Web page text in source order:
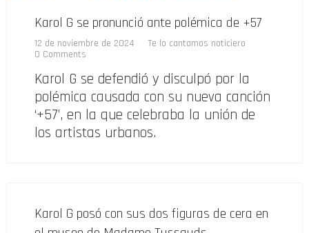
Karol G se pronunció ante polémica de +57
12 de noviembre de 2024
Te lo cantamos noticiero
0 Comments
Karol G se defendió y disculpó por la
polémica causada con su nueva canción
‘+57’, en la que celebraba la unión de
los artistas urbanos.
Karol G posó con sus dos figuras de cera en